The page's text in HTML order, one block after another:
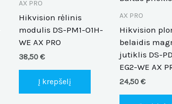
AX PRO
Hikvision rėlinis
modulis DS-PM1-O1H-
WE AX PRO
38,50 €
Į krepšelį
AX PRO
Hikvision
belaidis
jutiklis DS-
EG2-WE AX
24,50 €